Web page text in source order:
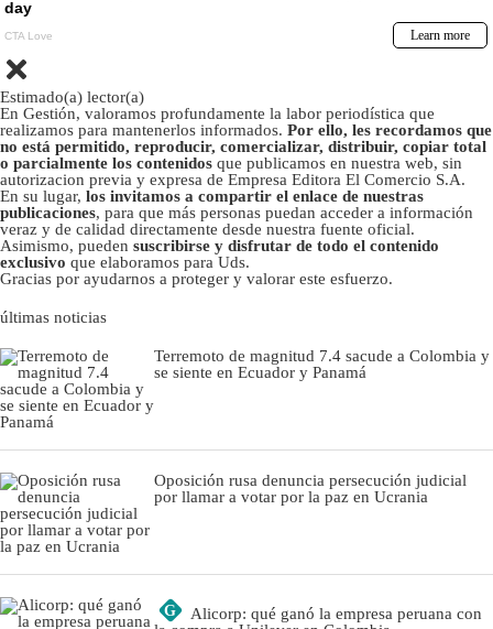
Estimado(a) lector(a)
En Gestión, valoramos profundamente la labor periodística que
realizamos para mantenerlos informados. Por ello, les recordamos que
no está permitido, reproducir, comercializar, distribuir, copiar total
o parcialmente los contenidos que publicamos en nuestra web, sin
autorizacion previa y expresa de Empresa Editora El Comercio S.A.
En su lugar, los invitamos a compartir el enlace de nuestras
publicaciones, para que más personas puedan acceder a información
veraz y de calidad directamente desde nuestra fuente oficial.
Asimismo, pueden suscribirse y disfrutar de todo el contenido
exclusivo que elaboramos para Uds.
Gracias por ayudarnos a proteger y valorar este esfuerzo.
últimas noticias
Terremoto de magnitud 7.4 sacude a Colombia y
se siente en Ecuador y Panamá
Oposición rusa denuncia persecución judicial
por llamar a votar por la paz en Ucrania
G
Alicorp: qué ganó la empresa peruana con